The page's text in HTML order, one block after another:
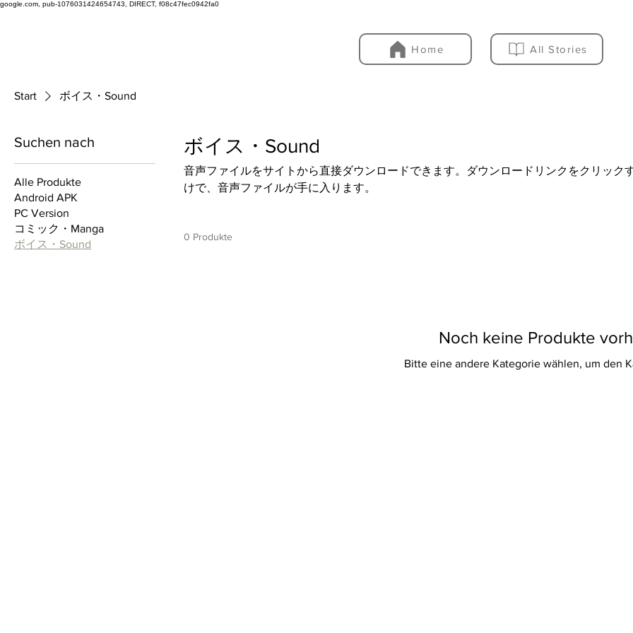
google.com, pub-1076031424654743, DIRECT, f08c47fec0942fa0
Home All Stories
Start ボイス・Sound
Suchen nach
Alle Produkte
Android APK
PC Version
コミック・Manga
ボイス・Sound
ボイス・Sound
音声ファイルをサイトから直接ダウンロードできます。ダウンロードリンクをクリック
けで、音声ファイルが手に入ります。
0 Produkte
Noch keine Produkte
Bitte eine andere Kategorie wählen, um den